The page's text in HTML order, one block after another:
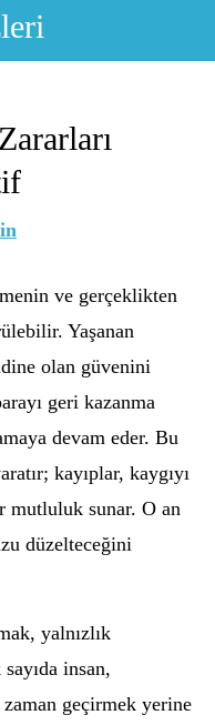
ve gerçeklikten
Yaşanan
olan güvenini
geri kazanma
devam eder. Bu
kayıplar, kaygıyı
mutluluk sunar. O an
düzelteceğini
yalnızlık
insan,
geçirmek yerine